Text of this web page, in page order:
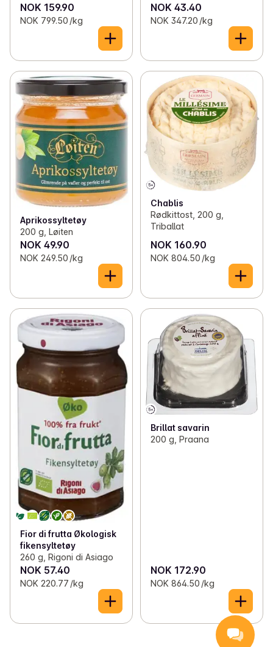
NOK 159.90
NOK 799.50 /kg
NOK 43.40
NOK 347.20 /kg
Aprikossyltetøy
200 g, Løiten
NOK 49.90
NOK 249.50 /kg
Chablis
Rødkittost, 200 g,
Triballat
NOK 160.90
NOK 804.50 /kg
Fior di frutta Økologisk
fikensyltetøy
260 g, Rigoni di Asiago
NOK 57.40
NOK 220.77 /kg
Brillat savarin
200 g, Praana
NOK 172.90
NOK 864.50 /kg